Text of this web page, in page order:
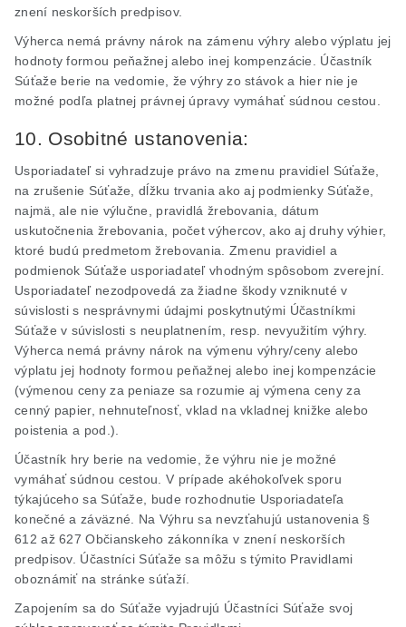
znení neskorších predpisov.
Výherca nemá právny nárok na zámenu výhry alebo výplatu jej
hodnoty formou peňažnej alebo inej kompenzácie. Účastník
Súťaže berie na vedomie, že výhry zo stávok a hier nie je
možné podľa platnej právnej úpravy vymáhať súdnou cestou.
10. Osobitné ustanovenia:
Usporiadateľ si vyhradzuje právo na zmenu pravidiel Súťaže,
na zrušenie Súťaže, dĺžku trvania ako aj podmienky Súťaže,
najmä, ale nie výlučne, pravidlá žrebovania, dátum
uskutočnenia žrebovania, počet výhercov, ako aj druhy výhier,
ktoré budú predmetom žrebovania. Zmenu pravidiel a
podmienok Súťaže usporiadateľ vhodným spôsobom zverejní.
Usporiadateľ nezodpovedá za žiadne škody vzniknuté v
súvislosti s nesprávnymi údajmi poskytnutými Účastníkmi
Súťaže v súvislosti s neuplatnením, resp. nevyužitím výhry.
Výherca nemá právny nárok na výmenu výhry/ceny alebo
výplatu jej hodnoty formou peňažnej alebo inej kompenzácie
(výmenou ceny za peniaze sa rozumie aj výmena ceny za
cenný papier, nehnuteľnosť, vklad na vkladnej knižke alebo
poistenia a pod.).
Účastník hry berie na vedomie, že výhru nie je možné
vymáhať súdnou cestou. V prípade akéhokoľvek sporu
týkajúceho sa Súťaže, bude rozhodnutie Usporiadateľa
konečné a záväzné. Na Výhru sa nevzťahujú ustanovenia §
612 až 627 Občianskeho zákonníka v znení neskorších
predpisov. Účastníci Súťaže sa môžu s týmito Pravidlami
oboznámiť na stránke súťaží.
Zapojením sa do Súťaže vyjadrujú Účastníci Súťaže svoj